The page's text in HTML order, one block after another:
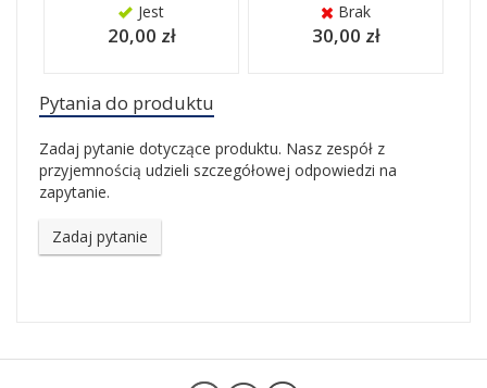
Jest
20,00 zł
Brak
30,00 zł
Pytania do produktu
Zadaj pytanie dotyczące produktu. Nasz zespół z
przyjemnością udzieli szczegółowej odpowiedzi na
zapytanie.
Zadaj pytanie